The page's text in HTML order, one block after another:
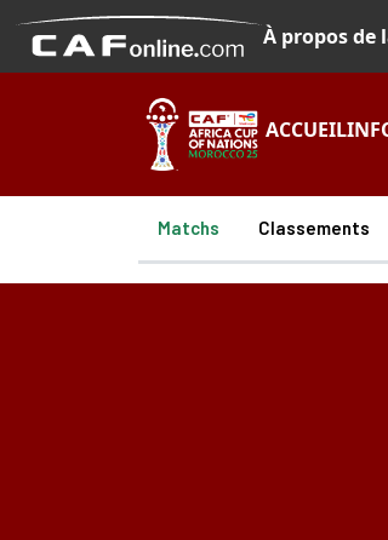
À propos de
ACCUEIL
Matchs Classements